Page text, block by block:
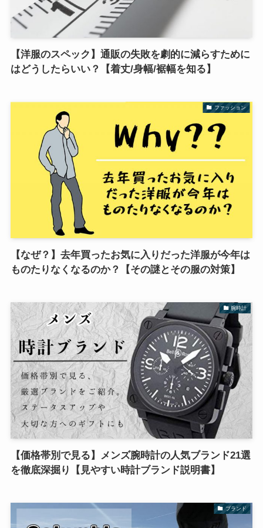
【洋服のスペック】通販の失敗を劇的に減らすために
はどうしたらいい？【着丈/身幅/裾幅を知る】
ファッション
【なぜ？】去年買ったお気に入りだった洋服が今年は
ものたりなくなるのか？【その謎とその服の対策】
腕時計
【価格帯別で見る】メンズ腕時計の人気ブランド21選
を徹底深掘り【見やすい時計ブランド説明書】
ブランド